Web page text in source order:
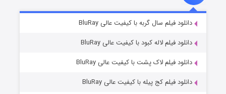
قسمت۷ (زیرنویس) منتشر شد دانلود فیلم سال گربه با کیفیت عالی BluRay
دانلود فیلم لاله کبود با کیفیت عالی BluRay
دانلود فیلم لاک پشت با کیفیت عالی BluRay
دانلود فیلم کج‌ پیله با کیفیت عالی BluRay